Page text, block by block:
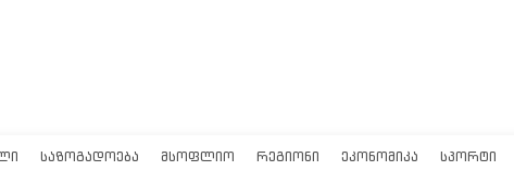
ᲡᲐᲖᲝᲒᲐᲓᲝᲔᲑᲐ ᲛᲡᲝᲤᲚᲘᲝ ᲠᲔᲒᲘᲝᲜᲘ ᲔᲙᲝᲜᲝᲛᲘᲙᲐ ᲡᲞᲝᲠᲢᲘ